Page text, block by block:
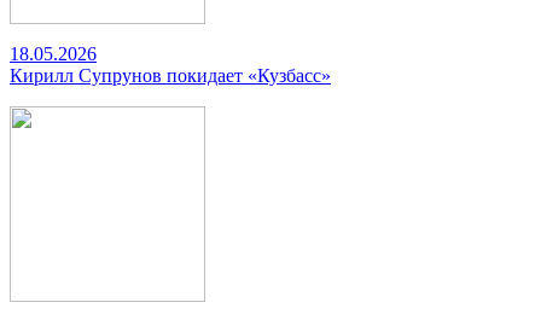
18.05.2026
Кирилл Супрунов покидает «Кузбасс»